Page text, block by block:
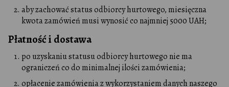
aby zachować status odbiorcy hurtowego, miesięczna
kwota zamówień musi wynosić co najmniej 5000 UAH;
Płatność i dostawa
po uzyskaniu statusu odbiorcy hurtowego nie ma
ograniczeń co do minimalnej ilości zamówienia;
opłacenie zamówienia z wykorzystaniem danych naszego